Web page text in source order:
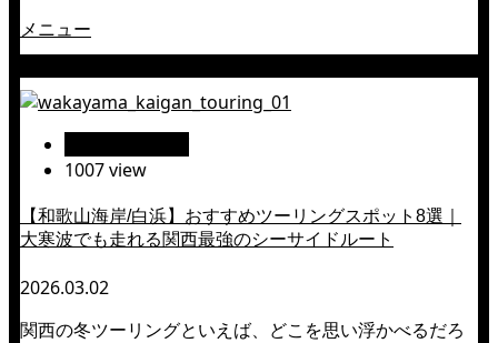
メニュー
1007 view
【和歌山海岸/白浜】おすすめツーリングスポット8選｜
大寒波でも走れる関西最強のシーサイドルート
2026.03.02
関西の冬ツーリングといえば、どこを思い浮かべるだろ